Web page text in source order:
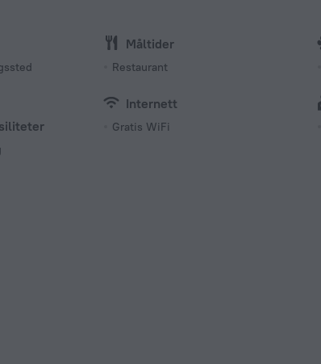
Måltider
Restaurant
Internett
Gratis WiFi